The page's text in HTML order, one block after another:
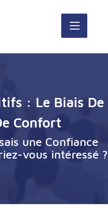
: Le Biais De
Confort
une Confiance
vous intéressé ?